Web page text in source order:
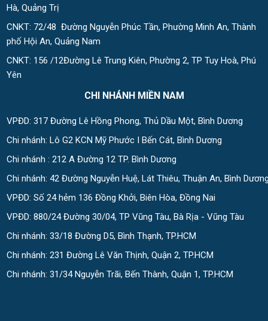
Hà, Quảng Trị
CNKT: 72/48 Đường Nguyễn Phúc Tần, Phường Minh An, Thành
phố Hội An, Quảng Nam
CNKT: 156 /12Đường Lê Trung Kiên, Phường 2, TP Tuy Hoà, Phú
Yên
CHI NHÁNH MIỀN NAM
VPĐD: 317 Đường Lê Hồng Phong, Thủ Dầu Một, Bình Dương
Chi nhánh: Lô G2 KCN Mỹ Phước I Bến Cát, Bình Dương
Chi nhánh : 212 A Đường 12 TP. Bình Dương
Chi nhánh: 42 Đường Nguyễn Huệ, Lát Thiêu, Thuận An, Bình
VPĐD: Số 24 hẻm 136 Đồng Khởi, Biên Hòa, Đồng Nai
VPĐD: 880/24 Đường 30/04, TP Vũng Tàu, Bà Rịa - Vũng Tàu
Chi nhánh: 33/18 Đường D5, Bình Thạnh, TP.HCM
Chi nhánh: 231 Đường Lê Văn Thịnh, Quận 2, TP.HCM
Chi nhánh: 31/34 Nguyễn Trãi, Bến Thành, Quận 1, TP.HCM